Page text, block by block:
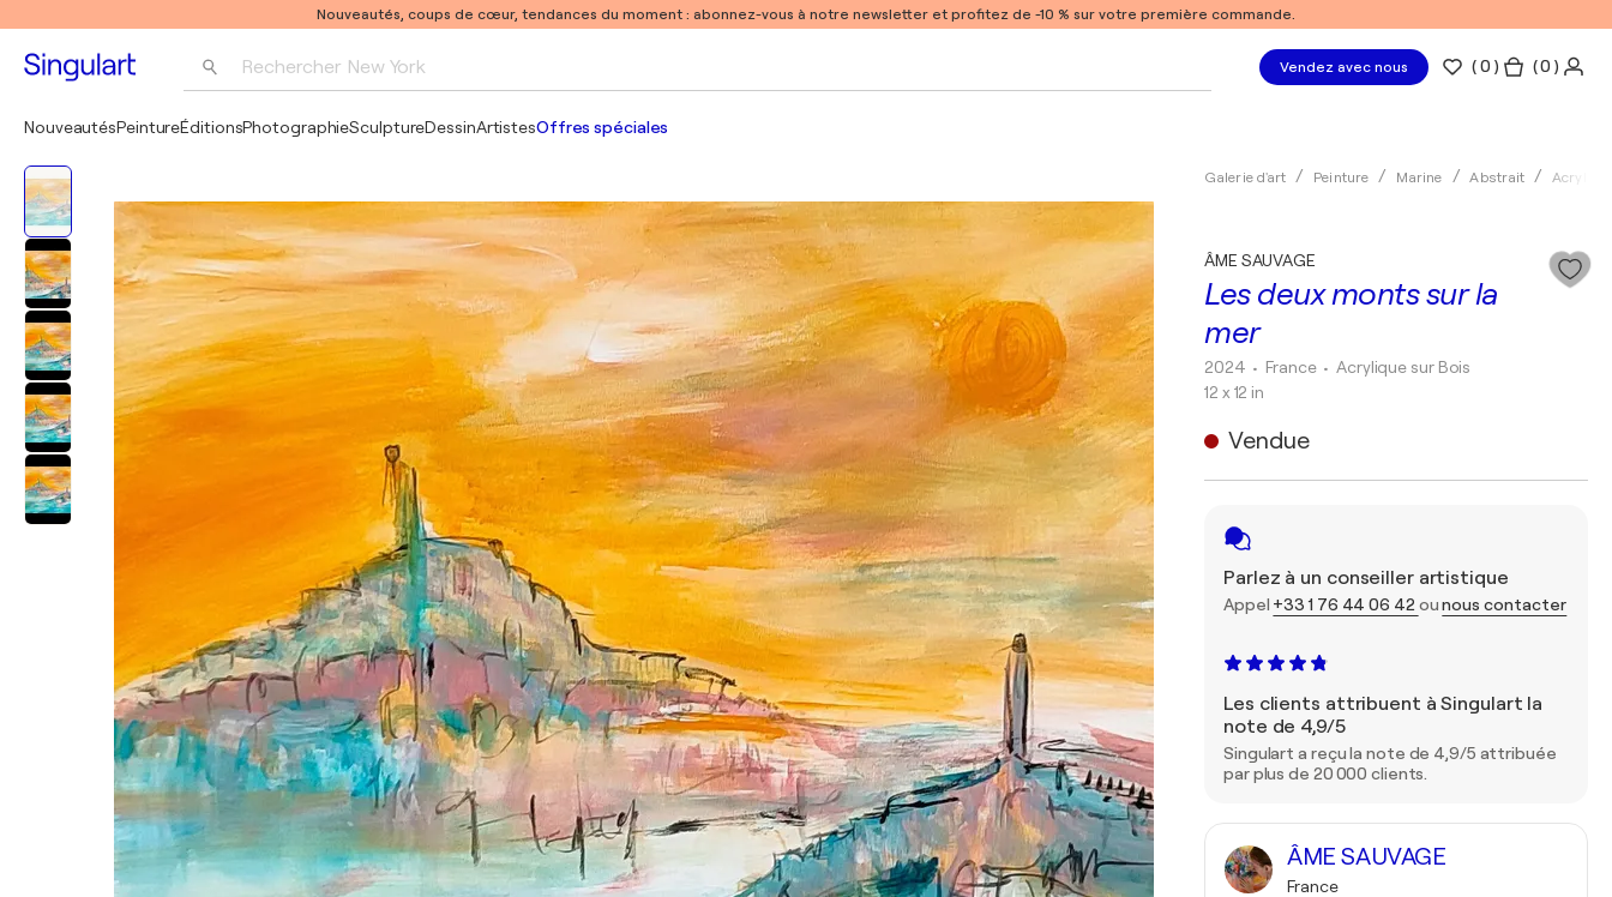
Nouveautés, coups de cœur, tendances du moment : abonnez-vous à notre newsletter et profitez de -10 % sur votre première commande.
Rechercher New York
Pablo Picasso
Vendez avec nous (0 ) ( 0 )
NouveautésPeintureÉditionsPhotographieSculptureDessinArtistesOffres spéciales
Galerie d'art Peinture Marine Abstrait
Les deux monts sur la
mer
ÂME SAUVAGE
2024 • France •Acrylique sur Bois
12 x 12 in
Vendue
Parlez à un conseiller artistique
Appel +33 1 76 44 06 42 ounous contacter
Les clients attribuent à Singulart la
note de 4,9/5
Singulart a reçu la note de 4,9/5 attribuée
par plus de 20 000 clients.
ÂME SAUVAGE
France